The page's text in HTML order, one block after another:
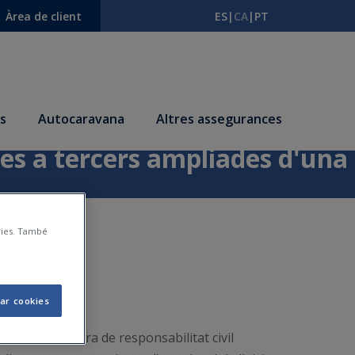
Àrea de client ES| CA| PT
Autocaravana Altres assegurances
a tercers ampliades d'una
la cobertura de responsabilitat civil
També
cookies